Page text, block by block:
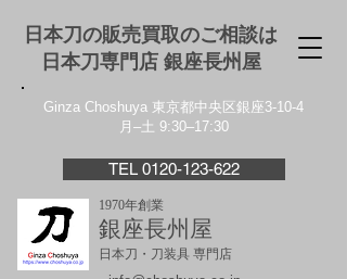
日本刀の販売買取のご相談は
日本刀専門店 銀座⻑州屋
Ginza Choshuya 東京都中央区銀座3-10-4
月–土 9:30–17:30
TEL 0120-123-622
1970年創業
銀座長州屋
日本刀・刀装具 専門店